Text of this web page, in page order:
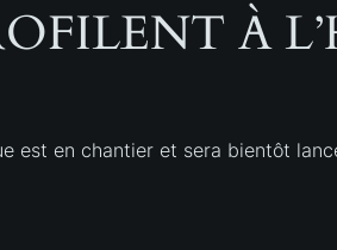
À
est en chantier et sera bientôt